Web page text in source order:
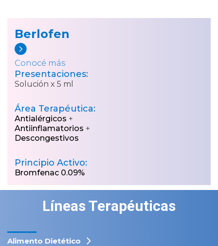
Berlofen
Conocé más
Presentaciones:
Solución x 5 ml
Área Terapéutica:
Antialérgicos +
Antiinflamatorios +
Descongestivos
Principio Activo:
Bromfenac 0.09%
Líneas Terapéuticas
Alimento Dietético